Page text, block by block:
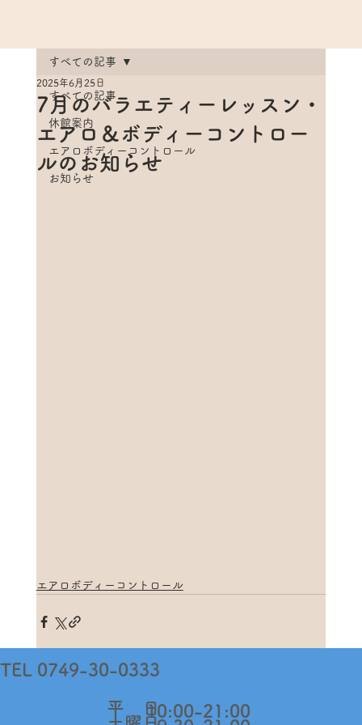
すべての記事
休館案内
エアロボディーコントロール
お知らせ
すべての記事
7月のバラエティーレッスン・
エアロ＆ボディーコントロー
ルのお知らせ
2025年6月25日
エアロボディーコントロール
​平 日10:00-21:00
TEL 0749-30-0333